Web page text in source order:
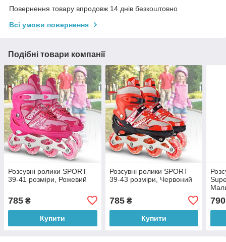
Повернення товару впродовж 14 днів безкоштовно
Всі умови повернення
Подібні товари компанії
Розсувні ролики SPORT
39-41 розміри, Рожевий
785 ₴
Купити
Розсувні ролики SPORT
39-43 розміри, Червоний
785₴
Купити
790